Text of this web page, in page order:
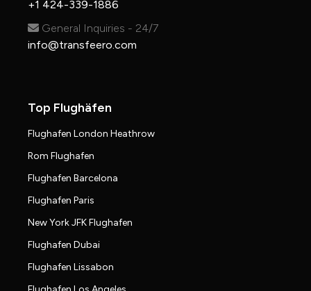
+1 424-339-1886
General Inquiries - 24/7
info@transfeero.com
Top Flughäfen
Flughafen London Heathrow
Rom Flughafen
Flughafen Barcelona
Flughafen Paris
New York JFK Flughafen
Flughafen Dubai
Flughafen Lissabon